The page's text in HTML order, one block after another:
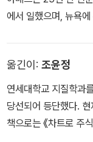
에서 일했으며, 뉴욕
사이자 브루킹스 연구
옮긴이: 조윤정
연세대학교 지질학과
당선되어 등단했다.
책으로는 《차트로 주